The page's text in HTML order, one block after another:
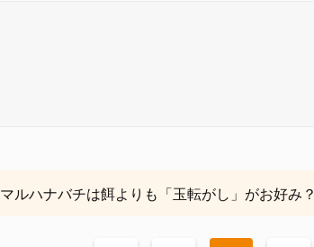
マルハナバチは餌よりも「玉転がし」がお好み？